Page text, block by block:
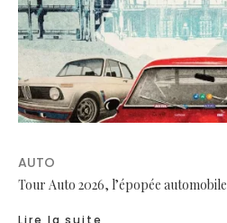
AUTO
Tour Auto 2026, l’épopée automobile
Lire la suite